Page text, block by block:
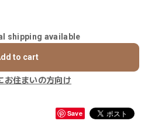
shipping available
to cart
お住まいの方向け
Save